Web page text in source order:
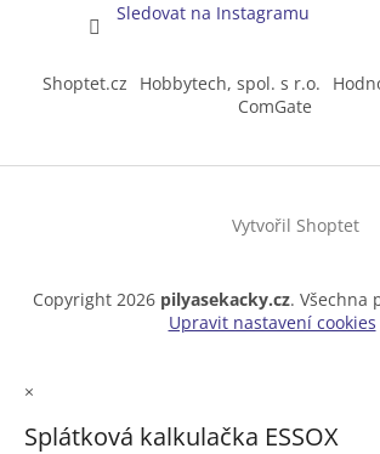
Sledovat na Instagramu
Shoptet.cz Hobbytech, spol. s r.o.
ComGate
Vytvořil Shoptet
Copyright 2026 pilyasekacky.cz. Všechna
Upravit nastavení cookies
×
Splátková kalkulačka ESSOX